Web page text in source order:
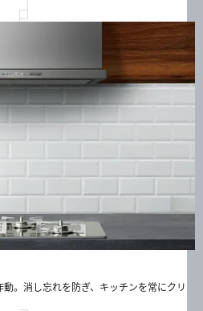
。消し忘れを防ぎ、キッチンを常にクリ